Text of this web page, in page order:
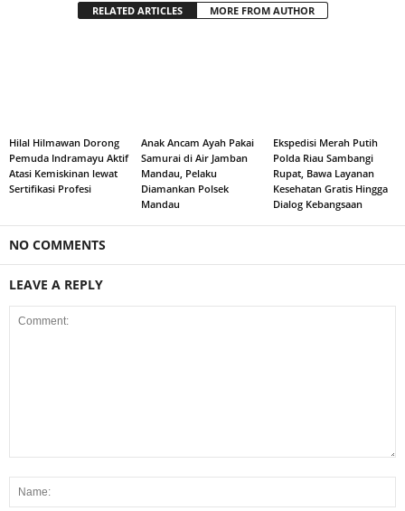
RELATED ARTICLES MORE FROM AUTHOR
Hilal Hilmawan Dorong
Pemuda Indramayu Aktif
Atasi Kemiskinan lewat
Sertifikasi Profesi
Anak Ancam Ayah Pakai
Samurai di Air Jamban
Mandau, Pelaku
Diamankan Polsek
Mandau
Ekspedisi Merah Putih
Polda Riau Sambangi
Rupat, Bawa Layanan
Kesehatan Gratis Hingga
Dialog Kebangsaan
NO COMMENTS
LEAVE A REPLY